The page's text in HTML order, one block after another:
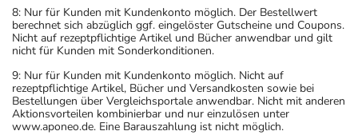
8: Nur für Kunden mit Kundenkonto möglich. Der Bestellwert
berechnet sich abzüglich ggf. eingelöster Gutscheine und Coupons.
Nicht auf rezeptpflichtige Artikel und Bücher anwendbar und gilt
nicht für Kunden mit Sonderkonditionen.
9: Nur für Kunden mit Kundenkonto möglich. Nicht auf
rezeptpflichtige Artikel, Bücher und Versandkosten sowie bei
Bestellungen über Vergleichsportale anwendbar. Nicht mit anderen
Aktionsvorteilen kombinierbar und nur einzulösen unter
www.aponeo.de. Eine Barauszahlung ist nicht möglich.